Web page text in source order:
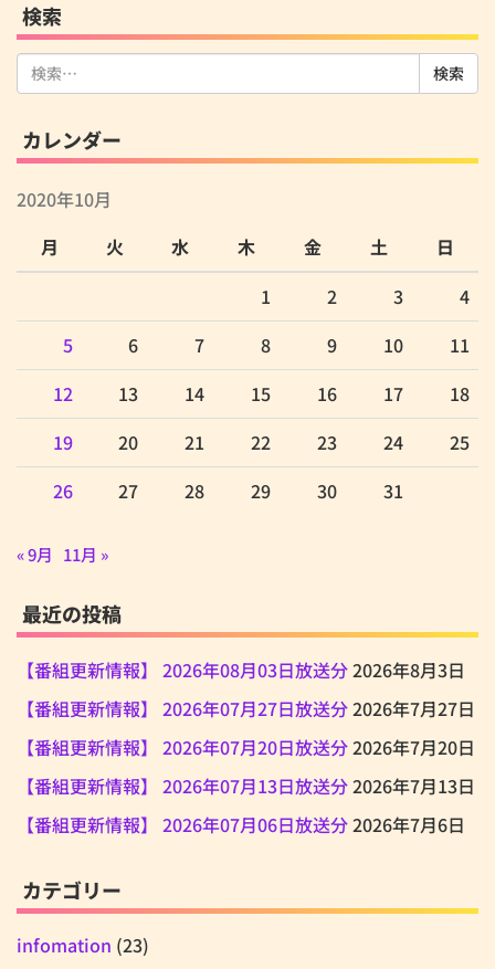
検索
検
索:
カレンダー
2020年10月
月
火 水 木 金 土
日
1
2 3
4
5
6 7 8 9 10
11
12
13 14 15 16 17
18
19
20 21 22 23 24
25
26
27 28 29 30 31
« 9月 11月 »
最近の投稿
【番組更新情報】 2026年08月03日放送分2026年8月3日
【番組更新情報】 2026年07月27日放送分2026年7月27日
【番組更新情報】 2026年07月20日放送分2026年7月20日
【番組更新情報】 2026年07月13日放送分2026年7月13日
【番組更新情報】 2026年07月06日放送分2026年7月6日
カテゴリー
infomation (23)